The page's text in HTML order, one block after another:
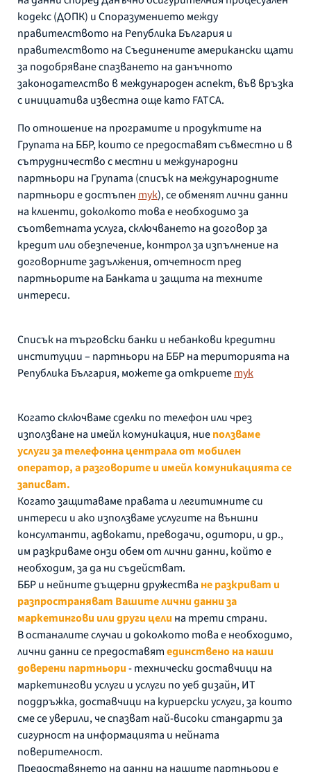
кодекс (ДОПК) и Споразумението между
правителството на Република България и
правителството на Съединените американски щати
за подобряване спазването на данъчното
законодателство в международен аспект, във връзка
с инициатива известна още като FATCA.
По отношение на програмите и продуктите на
Групата на ББР, които се предоставят съвместно и в
сътрудничество с местни и международни
партньори на Групата (списък на международните
партньори е достъпен тук), се обменят лични данни
на клиенти, доколкото това е необходимо за
съответната услуга, сключването на договор за
кредит или обезпечение, контрол за изпълнение на
договорните задължения, отчетност пред
партньорите на Банката и защита на техните
интереси.
Списък на търговски банки и небанкови кредитни
институции – партньори на ББР на територията на
Република България, можете да откриететук
Когато сключваме сделки по телефон или чрез
използване на имейл комуникация, ниеползваме
услуги за телефонна централа от мобилен
оператор, а разговорите и имейл комуникацията се
записват.
Когато защитаваме правата и легитимните си
интереси и ако използваме услугите на външни
консултанти, адвокати, преводачи, одитори, и др.,
им разкриваме онзи обем от лични данни, който е
необходим, за да ни съдействат.
ББР и нейните дъщерни дружества не разкриват и
разпространяват Вашите лични данни за
маркетингови или други цели на трети страни.
В останалите случаи и доколкото това е необходимо,
лични данни се предоставятединствено на наши
доверени партньори- технически доставчици на
маркетингови услуги и услуги по уеб дизайн, ИТ
поддръжка, доставчици на куриерски услуги, за които
сме се уверили, че спазват най-високи стандарти за
сигурност на информацията и нейната
поверителност.
Предоставянето на данни на нашите партньори е